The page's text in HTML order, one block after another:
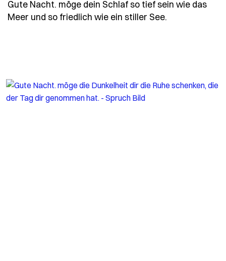
Gute Nacht. möge dein Schlaf so tief sein wie das
Meer und so friedlich wie ein stiller See.